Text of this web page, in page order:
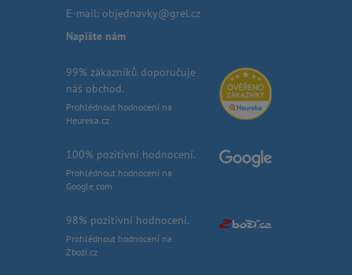
E-mail: objednavky@grel.cz
Napište nám
99% zákazníků doporučuje
náš obchod.
Prohlédnout hodnocení na
Heureka.cz
100% pozitivní hodnocení.
Prohlédnout hodnocení na
Google.com
98% pozitivní hodnocení.
Prohlédnout hodnocení na
Zbozi.cz